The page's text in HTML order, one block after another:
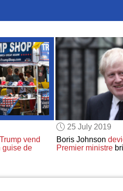
vend
guise de
25 July 2019
Boris Johnson
Premier ministre